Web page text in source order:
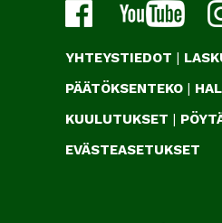
YHTEYSTIEDOT |
PÄÄTÖKSENTEKO |
KUULUTUKSET |
EVÄSTEASETUKSET